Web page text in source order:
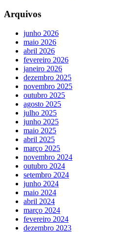
Arquivos
junho 2026
maio 2026
abril 2026
fevereiro 2026
janeiro 2026
dezembro 2025
novembro 2025
outubro 2025
agosto 2025
julho 2025
junho 2025
maio 2025
abril 2025
março 2025
novembro 2024
outubro 2024
setembro 2024
junho 2024
maio 2024
abril 2024
março 2024
fevereiro 2024
dezembro 2023